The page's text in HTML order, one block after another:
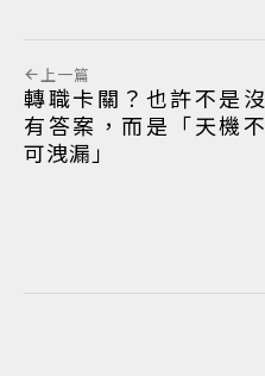
上一篇
轉職卡關？也許不是沒
有答案，而是「天機不
可洩漏」